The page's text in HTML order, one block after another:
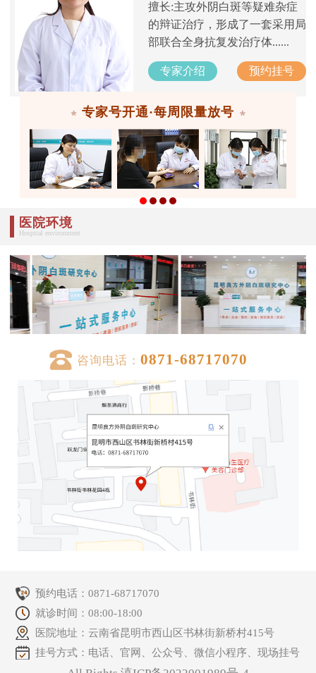
擅长:主攻外阴白斑等疑难杂症
的辩证治疗，形成了一套采用局
部联合全身抗复发治疗体......
专家介绍 预约挂号
专家号开通·每周限量放号
医院环境
Hospital environment
咨询电话：0871-68717070
预约电话：0871-68717070
就诊时间：08:00-18:00
医院地址：云南省昆明市西山区书林街新桥村415号
挂号方式：电话、官网、公众号、微信小程序、现场挂号